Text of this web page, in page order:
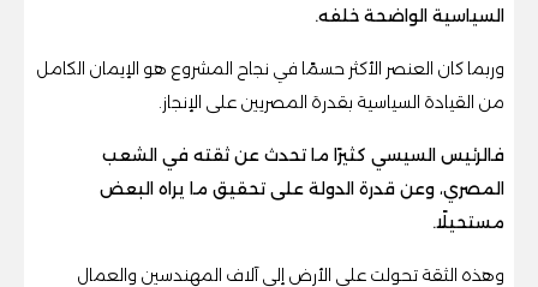
السياسية الواضحة خلفه.
وربما كان العنصر الأكثر حسمًا في نجاح المشروع هو الإيمان الكامل
من القيادة السياسية بقدرة المصريين على الإنجاز.
فالرئيس السيسي كثيرًا ما تحدث عن ثقته في الشعب
المصري، وعن قدرة الدولة على تحقيق ما يراه البعض
مستحيلًا.
وهذه الثقة تحولت على الأرض إلى آلاف المهندسين والعمال